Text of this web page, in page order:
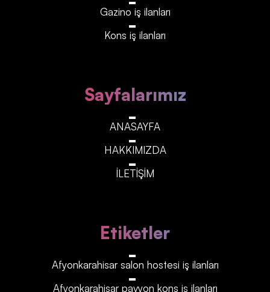
Gazino iş ilanları
Kons iş ilanları
Sayfalarımız
ANASAYFA
HAKKIMIZDA
İLETİŞİM
Etiketler
Afyonkarahisar‎‎‎‎ salon hostesi iş ilanları
Afyonkarahisar‎‎‎‎ pavyon kons iş ilanları